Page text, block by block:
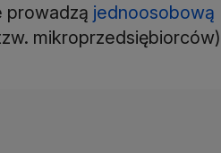
prowadzą jednoosobową